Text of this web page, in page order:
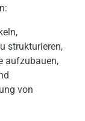
strukturieren,
aufzubauen,
von